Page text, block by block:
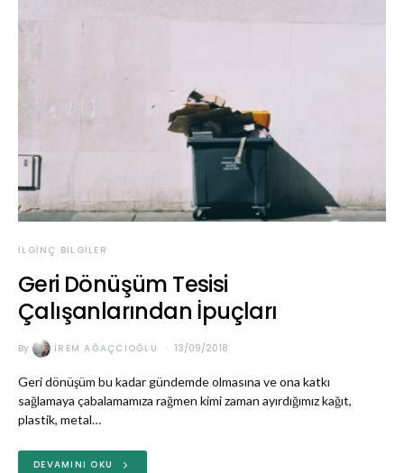
İLGINÇ BILGILER
Geri Dönüşüm Tesisi
Çalışanlarından İpuçları
By İREM AĞAÇCIOĞLU 13/09/2018
Geri dönüşüm bu kadar gündemde olmasına ve ona katkı
sağlamaya çabalamamıza rağmen kimi zaman ayırdığımız kağıt,
plastik, metal…
DEVAMINI OKU